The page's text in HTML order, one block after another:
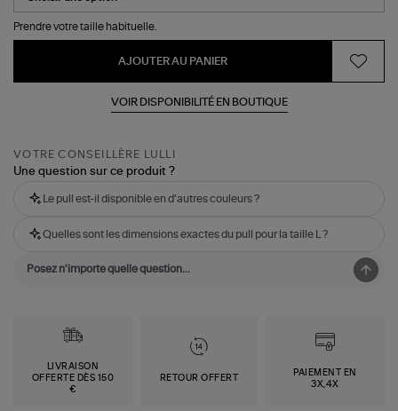
Prendre votre taille habituelle.
AJOUTER AU PANIER
VOIR DISPONIBILITÉ EN BOUTIQUE
VOTRE CONSEILLÈRE LULLI
Une question sur ce produit ?
Le pull est-il disponible en d'autres couleurs ?
Quelles sont les dimensions exactes du pull pour la taille L ?
LIVRAISON
OFFERTE DÈS 150
€
RETOUR OFFERT
PAIEMENT EN
3X,4X